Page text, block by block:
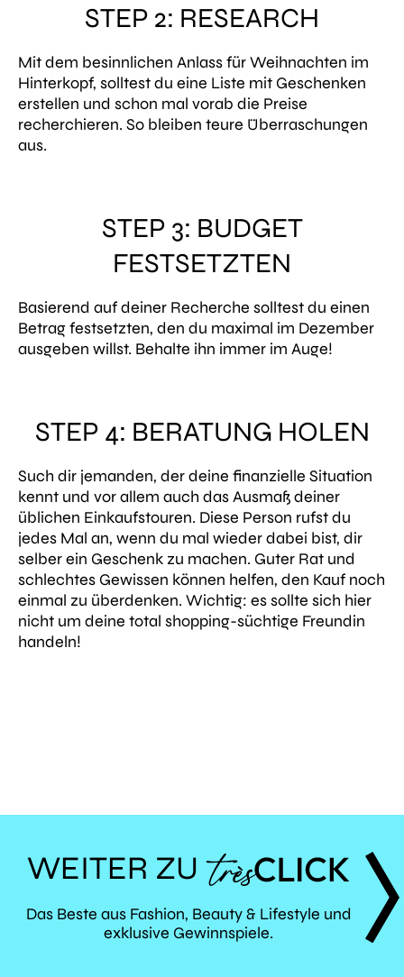
STEP 2: RESEARCH
Mit dem besinnlichen Anlass für Weihnachten im
Hinterkopf, solltest du eine Liste mit Geschenken
erstellen und schon mal vorab die Preise
recherchieren. So bleiben teure Überraschungen
aus.
STEP 3: BUDGET
FESTSETZTEN
Basierend auf deiner Recherche solltest du einen
Betrag festsetzten, den du maximal im Dezember
ausgeben willst. Behalte ihn immer im Auge!
STEP 4: BERATUNG HOLEN
Such dir jemanden, der deine finanzielle Situation
kennt und vor allem auch das Ausmaß deiner
üblichen Einkaufstouren. Diese Person rufst du
jedes Mal an, wenn du mal wieder dabei bist, dir
selber ein Geschenk zu machen. Guter Rat und
schlechtes Gewissen können helfen, den Kauf noch
einmal zu überdenken. Wichtig: es sollte sich hier
nicht um deine total shopping-süchtige Freundin
handeln!
WEITER ZU
TRÈS
Das Beste aus Fashion, Beauty & Lifestyle und
exklusive Gewinnspiele.